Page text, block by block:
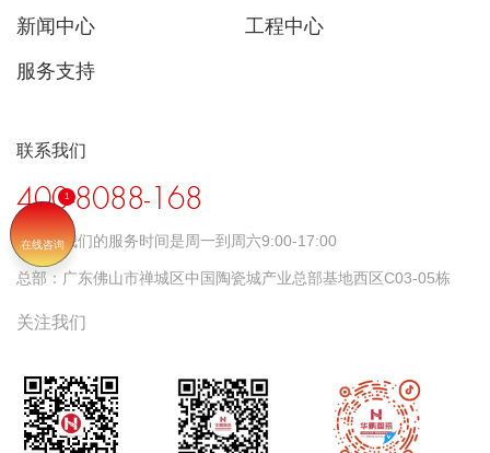
新闻中心 工程中心
服务支持
联系我们
400-8088-168
时间：我们的服务时间是周一到周六9:00-17:00
总部： 广东佛山市禅城区中国陶瓷城产业总部基地西区C03-05栋
关注我们
在线咨询